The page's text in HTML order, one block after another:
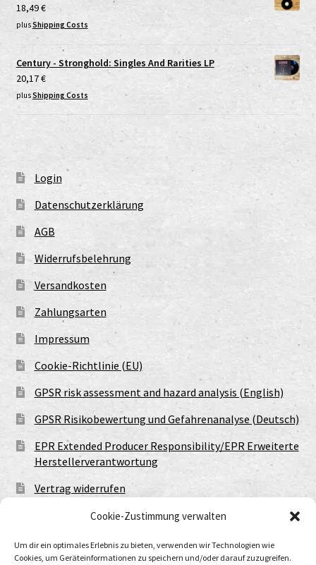
Cookie-Zustimmung verwalten
Um dir ein optimales Erlebnis zu bieten, verwenden wir Technologien wie
Cookies, um Geräteinformationen zu speichern und/oder darauf zuzugreifen.
18,49€
plusShipping Costs
Century - Stronghold: Singles And Rarities LP
20,17€
plusShipping Costs
Login
Datenschutzerklärung
AGB
Widerrufsbelehrung
Versandkosten
Zahlungsarten
Impressum
Cookie-Richtlinie (EU)
GPSR risk assessment and hazard analysis (English)
GPSR Risikobewertung und Gefahrenanalyse (Deutsch)
EPR Extended Producer Responsibility/EPR Erweiterte
Herstellerverantwortung
Vertrag widerrufen